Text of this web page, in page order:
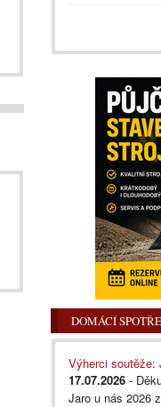
DOMÁCÍ
Výherci soutěže:
17.07.2026 -
Jaro u nás 2026